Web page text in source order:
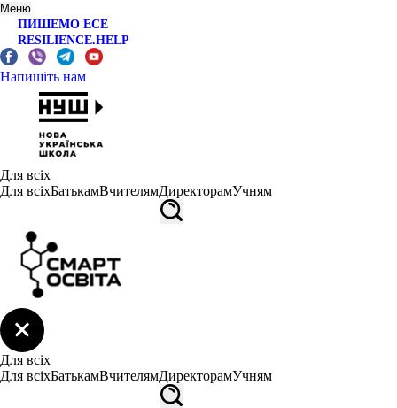
Меню
ПИШЕМО ЕСЕ
RESILIENCE.HELP
Напишіть нам
Для всіх
Для всіхБатькамВчителямДиректорамУчням
Для всіх
Для всіхБатькамВчителямДиректорамУчням